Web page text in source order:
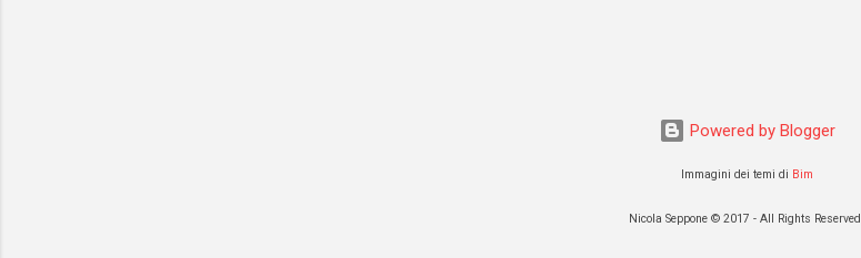
Powered by Blogger
Immagini dei temi di Bim
Nicola Seppone © 2017 - All Rights Reserved.